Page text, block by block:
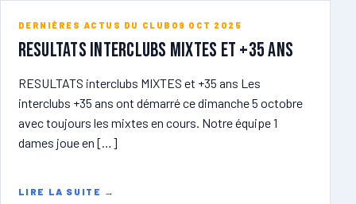
DERNIÈRES ACTUS DU CLUB 09 OCT 2025
RESULTATS Interclubs MIXTES et +35 ans
RESULTATS interclubs MIXTES et +35 ans Les
interclubs +35 ans ont démarré ce dimanche 5 octobre
avec toujours les mixtes en cours. Notre équipe 1
dames joue en […]
LIRE LA SUITE →